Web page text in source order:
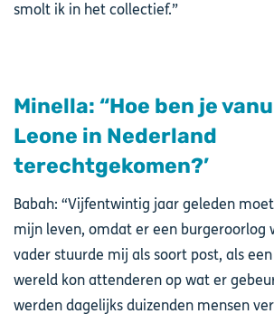
smolt ik in het collectief.”
Minella: “Hoe ben je
Leone in Nederland
terechtgekomen?’
Babah: “Vijfentwintig jaar geleden
mijn leven, omdat er een burgeroorlog
vader stuurde mij als soort post, als
wereld kon attenderen op wat er
werden dagelijks duizenden mensen